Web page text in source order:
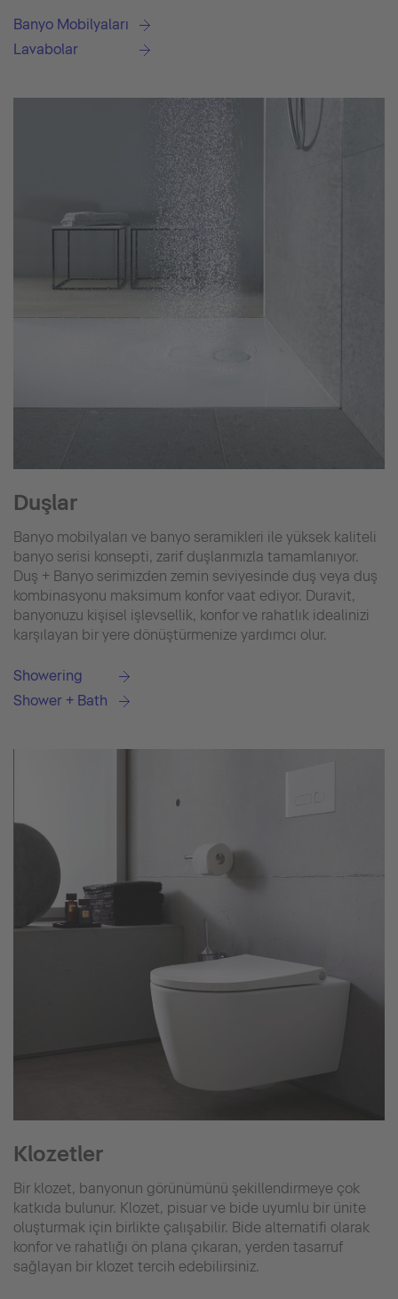
Banyo Mobilyaları
Lavabolar
Duşlar
Banyo mobilyaları ve banyo seramikleri ile yüksek kaliteli
banyo serisi konsepti, zarif duşlarımızla tamamlanıyor.
Duş + Banyo serimizden zemin seviyesinde duş veya duş
kombinasyonu maksimum konfor vaat ediyor. Duravit,
banyonuzu kişisel işlevsellik, konfor ve rahatlık idealinizi
karşılayan bir yere dönüştürmenize yardımcı olur.
Showering
Shower + Bath
Klozetler
Bir klozet, banyonun görünümünü şekillendirmeye çok
katkıda bulunur. Klozet, pisuar ve bide uyumlu bir ünite
oluşturmak için birlikte çalışabilir. Bide alternatifi olarak
konfor ve rahatlığı ön plana çıkaran, yerden tasarruf
sağlayan bir klozet tercih edebilirsiniz.